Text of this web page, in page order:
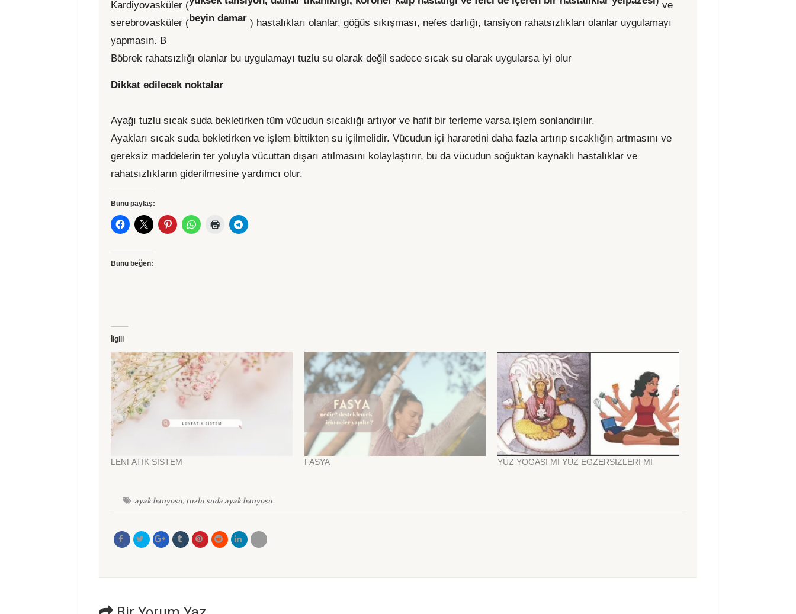
Kardiyovasküler (
ve
serebrovasküler (beyin damar ) hastalıkları olanlar, göğüs sıkışması, nefes darlığı, tansiyon rahatsızlıkları olanlar uygulamayı
yapmasın. B
Böbrek rahatsızlığı olanlar bu uygulamayı tuzlu su olarak değil sadece sıcak su olarak uygularsa iyi olur
Dikkat edilecek noktalar
Ayağı tuzlu sıcak suda bekletirken tüm vücudun sıcaklığı artıyor ve hafif bir terleme varsa işlem sonlandırılır.
Ayakları sıcak suda bekletirken ve işlem bittikten su içilmelidir. Vücudun içi hararetini daha fazla artırıp sıcaklığın artmasını ve
gereksiz maddelerin ter yoluyla vücuttan dışarı atılmasını kolaylaştırır, bu da vücudun soğuktan kaynaklı hastalıklar ve
rahatsızlıkların giderilmesine yardımcı olur.
Bunu paylaş:
Bunu beğen:
İlgili
LENFATİK SİSTEM FASYA YÜZ YOGASI MI YÜZ EGZERSİZLERİ Mİ
ayak banyosu, tuzlu suda ayak banyosu